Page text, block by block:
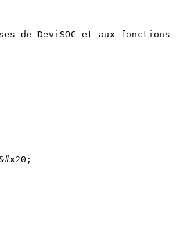
de DeviSOC et aux fonctions